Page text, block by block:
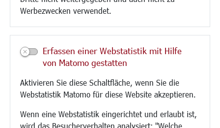
Werbezwecken verwendet.
Erfassen einer Webstatistik mit Hilfe
von Matomo gestatten
Aktivieren Sie diese Schaltfläche, wenn Sie die
Webstatistik Matomo für diese Website akzeptieren.
Wenn eine Webstatistik eingerichtet und erlaubt ist,
wird das Besucherverhalten analysiert: "Welche
Kultur/Freizeit/Tourismus
Veranstaltungen
Neue Stadthalle Langen
Bäder
Musikschule
Stadtbücherei